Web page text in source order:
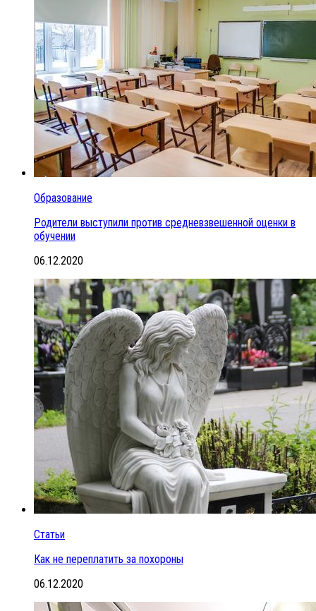
Образование
Родители выступили против средневзвешенной оценки в
обучении
06.12.2020
Статьи
Как не переплатить за похороны
06.12.2020